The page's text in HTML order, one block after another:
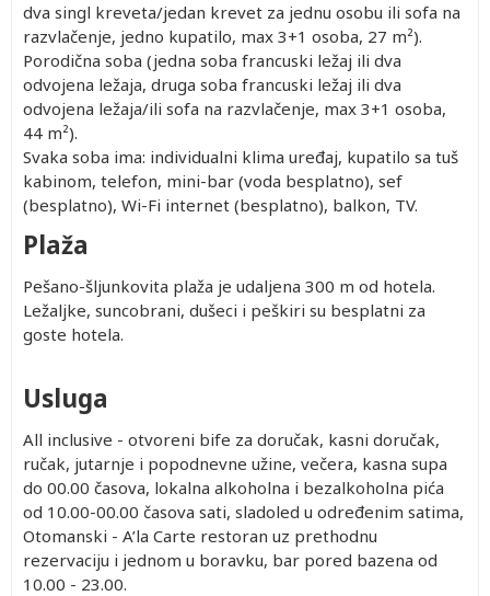
dva singl kreveta/jedan krevet za jednu osobu ili sofa na
razvlačenje, jedno kupatilo, max 3+1 osoba, 27 m²).
Porodična soba (jedna soba francuski ležaj ili dva
odvojena ležaja, druga soba francuski ležaj ili dva
odvojena ležaja/ili sofa na razvlačenje, max 3+1 osoba,
44 m²).
Svaka soba ima: individualni klima uređaj, kupatilo sa tuš
kabinom, telefon, mini-bar (voda besplatno), sef
(besplatno), Wi-Fi internet (besplatno), balkon, TV.
Plaža
Pešano-šljunkovita plaža je udaljena 300 m od hotela.
Ležaljke, suncobrani, dušeci i peškiri su besplatni za
goste hotela.
Usluga
All inclusive - otvoreni bife za doručak, kasni doručak,
ručak, jutarnje i popodnevne užine, večera, kasna supa
do 00.00 časova, lokalna alkoholna i bezalkoholna pića
od 10.00-00.00 časova sati, sladoled u određenim satima,
Otomanski - A’la Carte restoran uz prethodnu
rezervaciju i jednom u boravku, bar pored bazena od
10.00 - 23.00.